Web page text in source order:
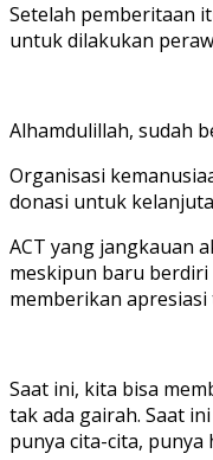
Setelah pemberitaan
untuk dilakukan
Alhamdulillah, sudah
Organisasi
donasi untuk
ACT yang jangkauan
meskipun baru
memberikan
Saat ini, kita bisa
tak ada gairah. Saat
punya cita-cita,